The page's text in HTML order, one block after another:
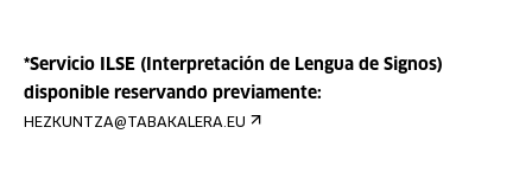
*Servicio ILSE (Interpretación de Lengua de Signos)
disponible reservando previamente:
HEZKUNTZA@TABAKALERA.EU